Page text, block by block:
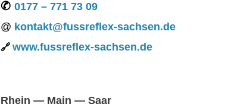
0177 – 771 73 09
kontakt@fussreflex-sachsen.de
www.fussreflex-sachsen.de
Rhein — Main — Saar